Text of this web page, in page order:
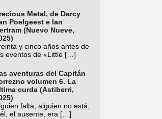
Metal, de Darcy
Poelgeest e Ian
(Nuevo Nueve,
y cinco años antes de
eventos de «Little […]
aventuras del Capitán
volumen 6. La
curda (Astiberri,
falta, alguien no está,
el ausente, era […]